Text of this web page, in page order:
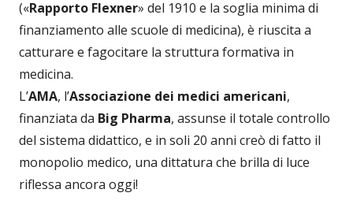
(«Rapporto Flexner» del 1910 e la soglia minima di
finanziamento alle scuole di medicina), è riuscita a
catturare e fagocitare la struttura formativa in
medicina.
L’AMA, l’Associazione dei medici americani,
finanziata da Big Pharma, assunse il totale controllo
del sistema didattico, e in soli 20 anni creò di fatto il
monopolio medico, una dittatura che brilla di luce
riflessa ancora oggi!